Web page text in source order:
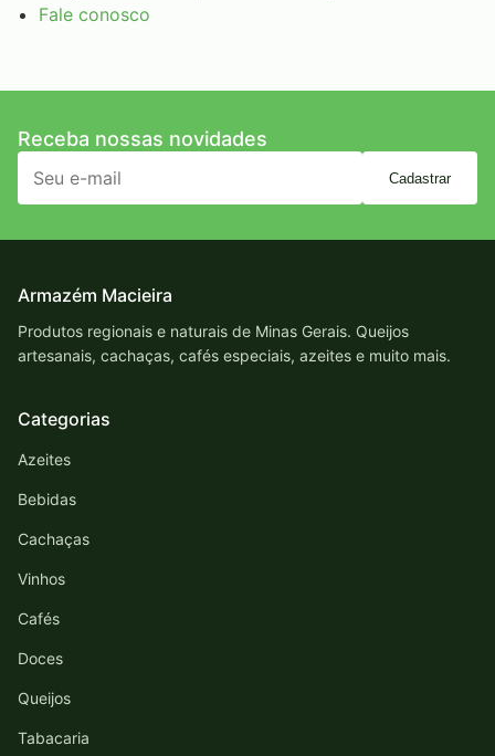
Fale conosco
Receba nossas novidades
Cadastrar
Armazém Macieira
Produtos regionais e naturais de Minas Gerais. Queijos
artesanais, cachaças, cafés especiais, azeites e muito mais.
Categorias
Azeites
Bebidas
Cachaças
Vinhos
Cafés
Doces
Queijos
Tabacaria